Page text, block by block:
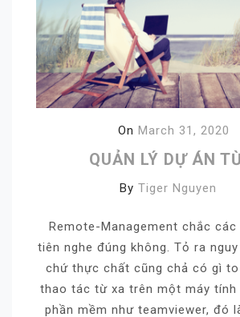
On March 31, 2020
QUẢN LÝ DỰ ÁN
By Tiger Nguyen
Remote-Management chắc các
tiên nghe đúng không. Tỏ ra
chứ thực chất cũng chả có gì
thao tác từ xa trên một máy tính
phần mềm như teamviewer, đó